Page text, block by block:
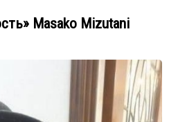
Masako Mizutani